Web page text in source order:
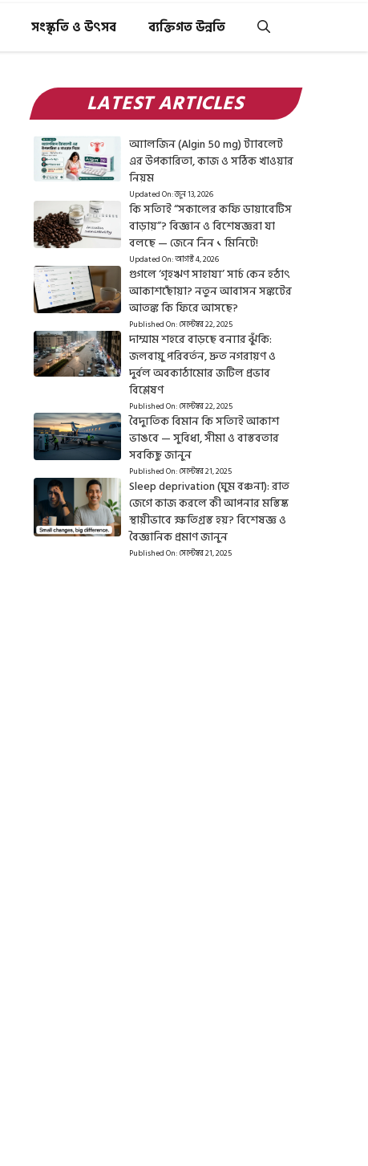
সংস্কৃতি ও উৎসব ব্যক্তিগত উন্নতি
LATEST ARTICLES
অ্যালজিন (Algin 50 mg) ট্যাবলেট
এর উপকারিতা, কাজ ও সঠিক খাওয়ার
নিয়ম
Updated On:জুন 13, 2026
কি সত্যিই “সকালের কফি ডায়াবেটিস
বাড়ায়”? বিজ্ঞান ও বিশেষজ্ঞরা যা
বলছে — জেনে নিন ১ মিনিটে!
Updated On:আগস্ট 4, 2026
গুগলে ‘গৃহঋণ সাহায্য’ সার্চ কেন হঠাৎ
আকাশছোঁয়া? নতুন আবাসন সঙ্কটের
আতঙ্ক কি ফিরে আসছে?
Published On:সেপ্টেম্বর 22, 2025
দাম্মাম শহরে বাড়ছে বন্যার ঝুঁকি:
জলবায়ু পরিবর্তন, দ্রুত নগরায়ণ ও
দুর্বল অবকাঠামোর জটিল প্রভাব
বিশ্লেষণ
Published On:সেপ্টেম্বর 22, 2025
বৈদ্যুতিক বিমান কি সত্যিই আকাশ
ভাঙবে — সুবিধা, সীমা ও বাস্তবতার
সবকিছু জানুন
Published On:সেপ্টেম্বর 21, 2025
Sleep deprivation (ঘুম বঞ্চনা): রাত
জেগে কাজ করলে কী আপনার মস্তিষ্ক
স্থায়ীভাবে ক্ষতিগ্রস্ত হয়? বিশেষজ্ঞ ও
বৈজ্ঞানিক প্রমাণ জানুন
Published On:সেপ্টেম্বর 21, 2025